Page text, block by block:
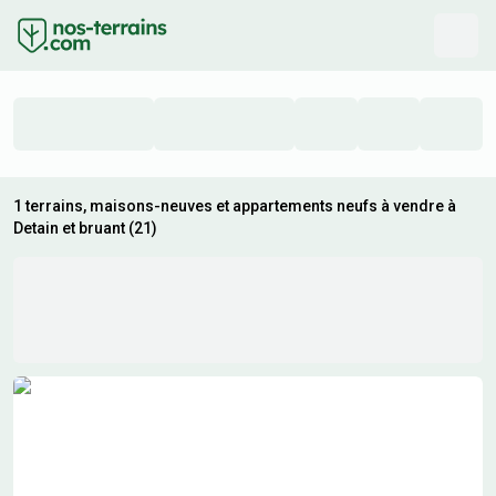
1 terrains, maisons-neuves et appartements neufs à vendre à
Detain et bruant (21)
Résultats de recherche